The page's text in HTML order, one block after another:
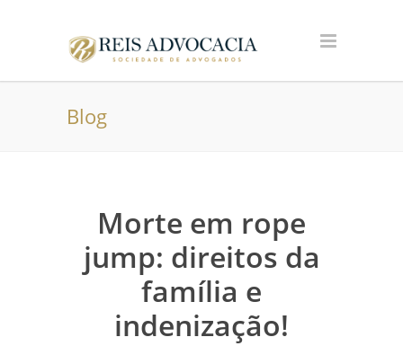
Blog
Morte em rope
jump: direitos da
família e
indenização!